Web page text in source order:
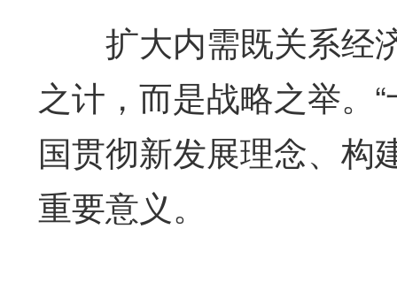
扩大内需既关系经
之计，而是战略之举。
国贯彻新发展理念、构
重要意义。